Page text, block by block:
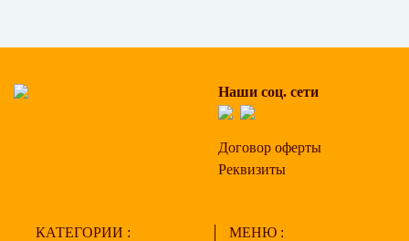
Наши соц. сети
Договор оферты
Реквизиты
КАТЕГОРИИ :
МЕНЮ :